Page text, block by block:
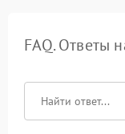
FAQ. Ответы